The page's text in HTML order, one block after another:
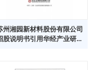
州湘园新材料股份有限公司
股说明书引用华经产业研究